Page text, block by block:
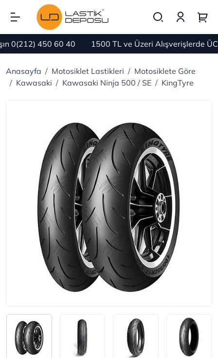
450 60 40 1500 TL ve Üzeri Alışverişlerde
Anasayfa Motosiklet Lastikleri
Motosiklete Göre
Kawasaki
Kawasaki Ninja 500 / SE KingTyre